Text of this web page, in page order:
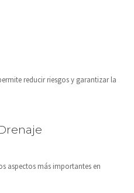
reducir riesgos y garantizar la
aspectos más importantes en